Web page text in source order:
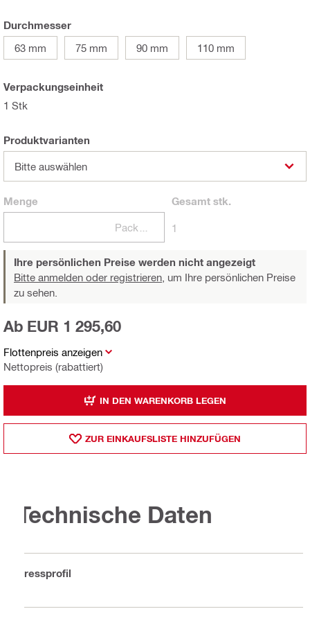
Durchmesser
63 mm
75 mm 90 mm 110 mm
Verpackungseinheit
1 Stk
Produktvarianten
Bitte auswählen
Menge Gesamtstk.
1
Ihre persönlichen Preise werden nicht angezeigt
Bitte anmelden oder registrieren, um Ihre persönlichen Preise
zu sehen.
Flottenpreis anzeigen
Nettopreis (rabattiert)
Ab EUR 1 295,60
IN DEN WARENKORB LEGEN
ZUR EINKAUFSLISTE HINZUFÜGEN
Technische Daten
Pressprofil